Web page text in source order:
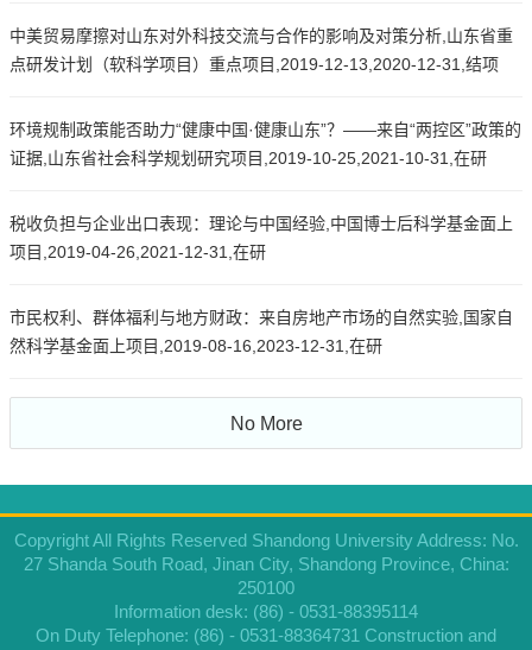
中美贸易摩擦对山东对外科技交流与合作的影响及对策分析,山东省重
点研发计划（软科学项目）重点项目,2019-12-13,2020-12-31,结项
环境规制政策能否助力“健康中国·健康山东”？——来自“两控区”政策的
证据,山东省社会科学规划研究项目,2019-10-25,2021-10-31,在研
税收负担与企业出口表现：理论与中国经验,中国博士后科学基金面上
项目,2019-04-26,2021-12-31,在研
市民权利、群体福利与地方财政：来自房地产市场的自然实验,国家自
然科学基金面上项目,2019-08-16,2023-12-31,在研
No More
Copyright All Rights Reserved Shandong University Address: No.
27 Shanda South Road, Jinan City, Shandong Province, China:
250100
Information desk: (86) - 0531-88395114
On Duty Telephone: (86) - 0531-88364731 Construction and